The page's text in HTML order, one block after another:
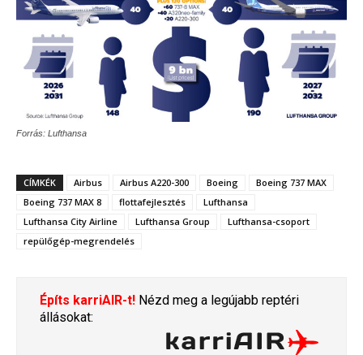
Forrás: Lufthansa
CÍMKÉK Airbus Airbus A220-300 Boeing
Boeing 737 MAX
Boeing 737 MAX 8
flottafejlesztés
Lufthansa
Lufthansa City Airline
Lufthansa Group
Lufthansa-csoport
repülőgép-megrendelés
Építs karriAIR-t! Nézd meg a legújabb reptéri
állásokat: